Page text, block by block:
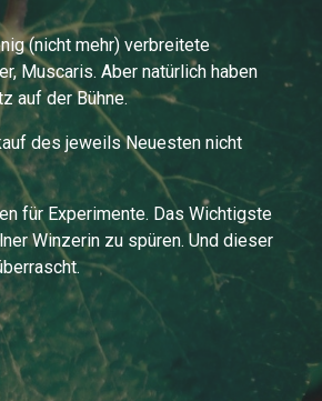
(nicht mehr) verbreitete
Muscaris. Aber natürlich haben
auf der Bühne.
des jeweils Neuesten nicht
für Experimente. Das Wichtigste
Winzerin zu spüren. Und dieser